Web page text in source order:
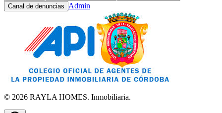
Canal de denuncias
Admin
© 2026 RAYLA HOMES. Inmobiliaria.